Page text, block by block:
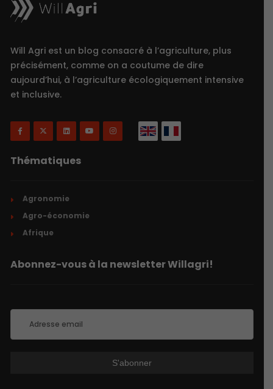
Will Agri est un blog consacré à l’agriculture, plus
précisément, comme on a coutume de dire
aujourd’hui, à l’agriculture écologiquement intensive
et inclusive.
Thématiques
Agronomie
Agro-économie
Afrique
Abonnez-vous à la newsletter Willagri!